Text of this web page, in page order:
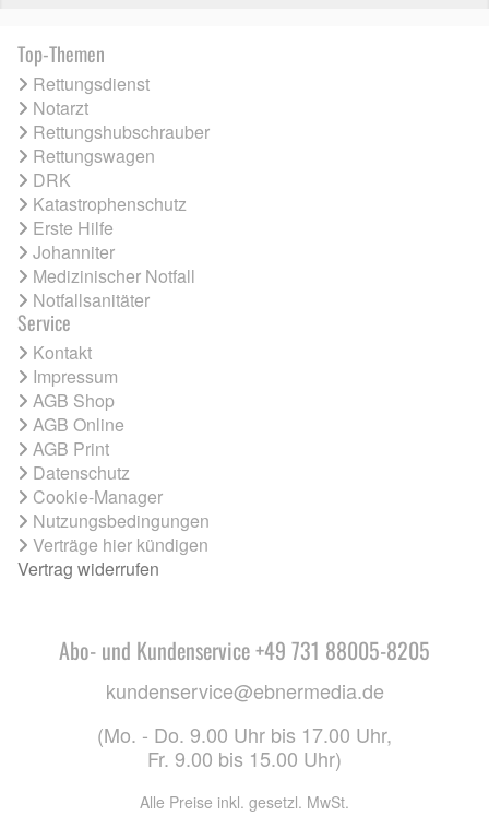
Top-Themen
Rettungsdienst
Notarzt
Rettungshubschrauber
Rettungswagen
DRK
Katastrophenschutz
Erste Hilfe
Johanniter
Medizinischer Notfall
Notfallsanitäter
Service
Kontakt
Impressum
AGB Shop
AGB Online
AGB Print
Datenschutz
Cookie-Manager
Nutzungsbedingungen
Verträge hier kündigen
Vertrag widerrufen
Abo- und Kundenservice +49 731 88005-8205
kundenservice@ebnermedia.de
(Mo. - Do. 9.00 Uhr bis 17.00 Uhr,
Fr. 9.00 bis 15.00 Uhr)
Alle Preise inkl. gesetzl. MwSt.